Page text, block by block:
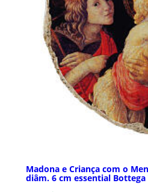
Madona e Criança com o
diâm. 6 cm essential